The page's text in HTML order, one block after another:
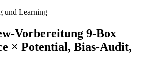
und Learning
Vorbereitung 9-Box
× Potential, Bias-Audit,